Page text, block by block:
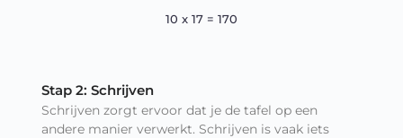
10 x 17 = 170
Stap 2: Schrijven
Schrijven zorgt ervoor dat je de tafel op een
andere manier verwerkt. Schrijven is vaak iets